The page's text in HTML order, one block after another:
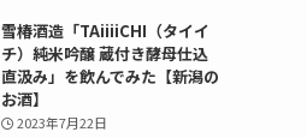
雪椿酒造「TAiiiiCHI（タイイ
チ）純米吟醸 蔵付き酵母仕込
直汲み」を飲んでみた【新潟の
お酒】
2023年7月22日